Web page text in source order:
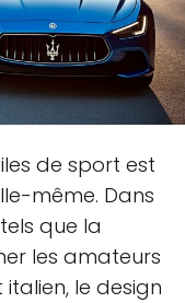
de sport est
même. Dans
que la
les amateurs
le design